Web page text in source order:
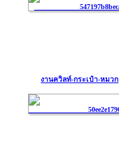
งานควิลท์-กระเป๋า-หมวก